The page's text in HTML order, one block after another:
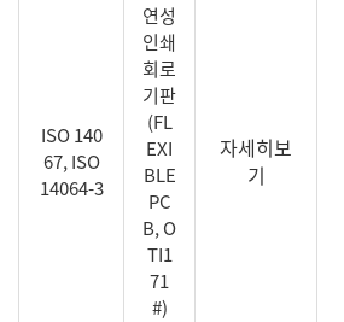
ISO 140
67, ISO
14064-3
연성
인쇄
회로
기판
(FL
EXI
BLE
PC
B, O
TI1
71
#)
자세히보
기